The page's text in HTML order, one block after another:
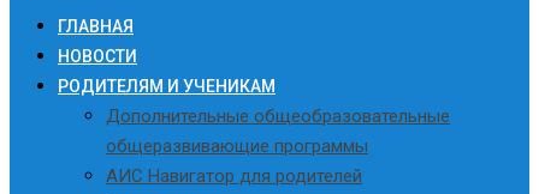
ГЛАВНАЯ
НОВОСТИ
РОДИТЕЛЯМ И УЧЕНИКАМ
Дополнительные общеобразовательные
общеразвивающие программы
АИС Навигатор для родителей